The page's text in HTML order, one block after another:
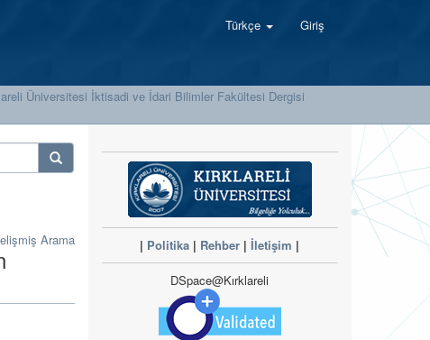
Türkçe Giriş
Üniversitesi İktisadi ve İdari Bilimler Fakültesi Dergisi
Arama
| Politika | Rehber |İletişim |
DSpace@Kırklareli